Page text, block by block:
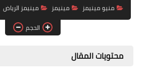
منيو مينيمز
مينيمز مينيمز الرياض
الحجم
محتويات المقال